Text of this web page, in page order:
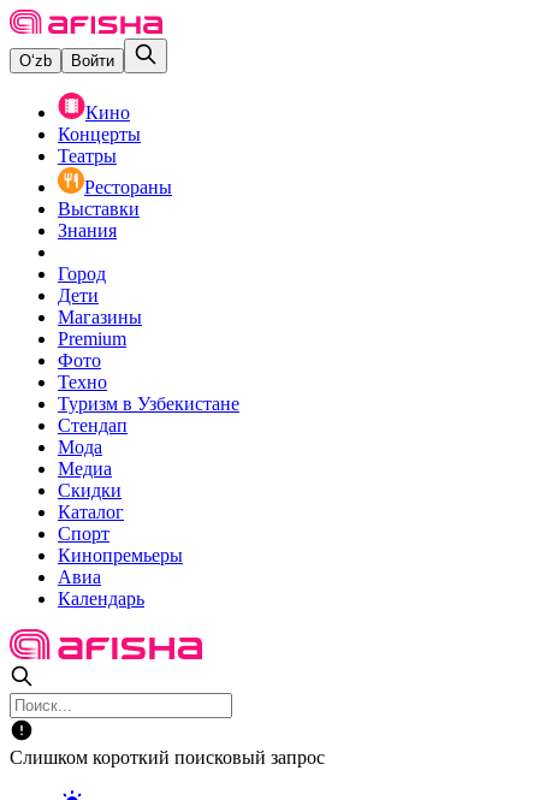
O‘zb Войти
Кино
Концерты
Театры
Рестораны
Выставки
Знания
Город
Дети
Магазины
Premium
Фото
Техно
Туризм в Узбекистане
Стендап
Мода
Медиа
Скидки
Каталог
Спорт
Кинопремьеры
Авиа
Календарь
Слишком короткий поисковый запрос